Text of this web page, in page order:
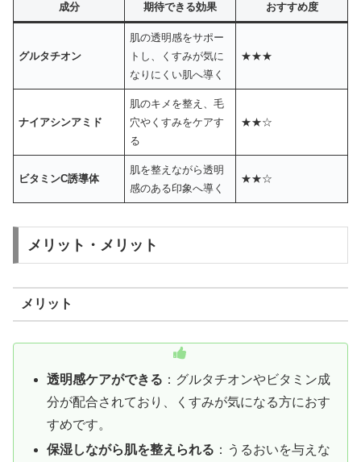
成分 期待できる効果 おすすめ度
グルタチオン
肌の透明感をサポー
トし、くすみが気に
なりにくい肌へ導く
★★★
ナイアシンアミド
肌のキメを整え、毛
穴やくすみをケアす
る
★★☆
ビタミンC誘導体
肌を整えながら透明
感のある印象へ導く
★★☆
メリット・メリット
メリット
透明感ケアができる ：グルタチオンやビタミン成
分が配合されており、くすみが気になる方におす
すめです。
保湿しながら肌を整えられる ：うるおいを与えな